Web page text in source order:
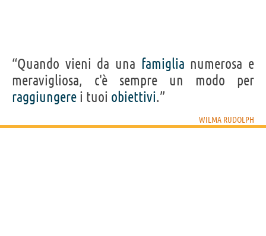
“Quando vieni da una famiglia numerosa e
meravigliosa, c'è sempre un modo per
raggiungere i tuoi obiettivi.”
WILMA RUDOLPH